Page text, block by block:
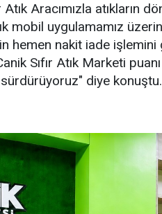
Atık Aracımızla atıkların
mobil uygulamamız
hemen nakit iade
Sıfır Atık Marketi
diye konuştu.